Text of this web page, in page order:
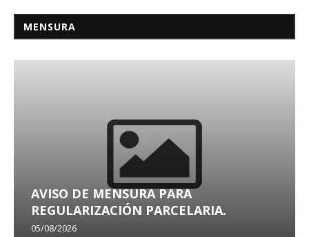
MENSURA
AVISO DE MENSURA PARA
REGULARIZACIÓN PARCELARIA.
05/08/2026